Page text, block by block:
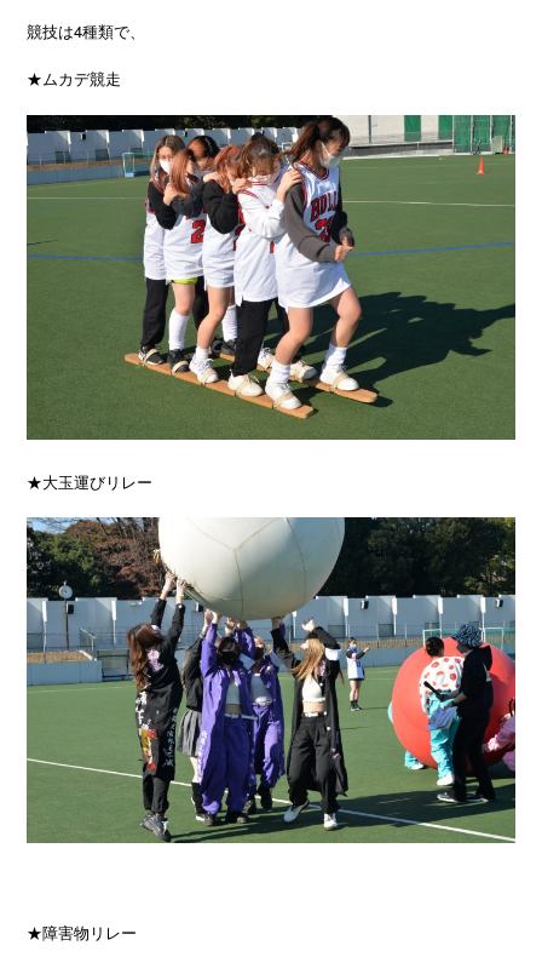
競技は4種類で、
★ムカデ競走
★大玉運びリレー
★障害物リレー